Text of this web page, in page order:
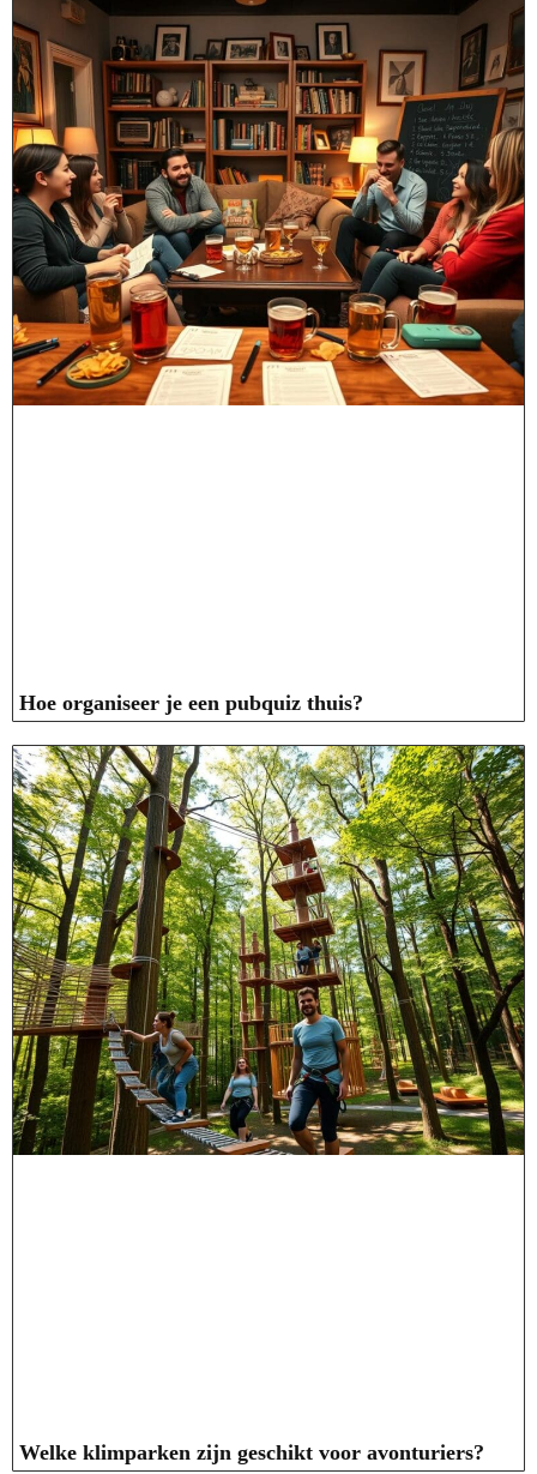
Hoe organiseer je een pubquiz thuis?
Welke klimparken zijn geschikt voor avonturiers?